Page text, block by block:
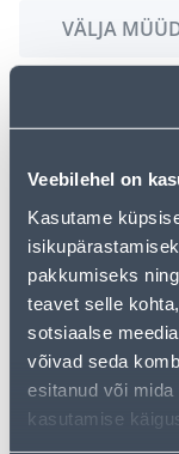
Veebilehel on
Kasutame
pakkumiseks
teavet selle
sotsiaalse
võivad seda
esitanud või
kasutamise
VÄLJA
Vabandame,
pakkuda!
Teie
uurimistööd
kasutades meie
veelgi
• Fassaaditüübel
• Pakis on 25 tk.